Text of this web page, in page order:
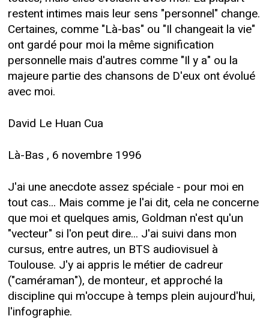
restent intimes mais leur sens "personnel" change.
Certaines, comme "Là-bas" ou "Il changeait la vie"
ont gardé pour moi la même signification
personnelle mais d'autres comme "Il y a" ou la
majeure partie des chansons de D'eux ont évolué
avec moi.
David Le Huan Cua
Là-Bas , 6 novembre 1996
J'ai une anecdote assez spéciale - pour moi en
tout cas... Mais comme je l'ai dit, cela ne concerne
que moi et quelques amis, Goldman n'est qu'un
"vecteur" si l'on peut dire... J'ai suivi dans mon
cursus, entre autres, un BTS audiovisuel à
Toulouse. J'y ai appris le métier de cadreur
("caméraman"), de monteur, et approché la
discipline qui m'occupe à temps plein aujourd'hui,
l'infographie.